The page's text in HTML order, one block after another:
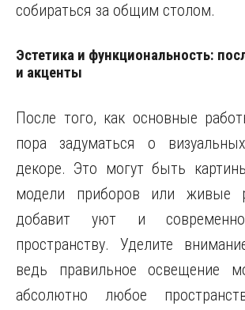
собираться за общим столом.
Эстетика и функциональность:
и акценты
После того, как основные
пора задуматься о
декоре. Это могут быть
модели приборов или живые
добавит уют и
пространству. Уделите
ведь правильное освещение
абсолютно любое